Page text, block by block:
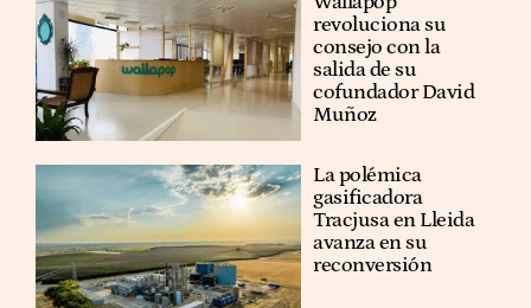
revoluciona su
consejo con la
salida de su
cofundador David
Muñoz
La polémica
gasificadora
Tracjusa en Lleida
avanza en su
reconversión